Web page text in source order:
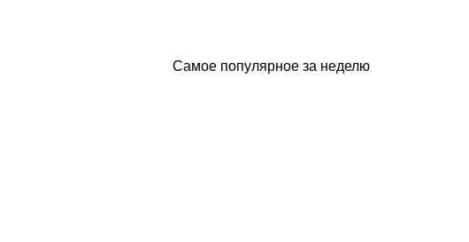
Самое популярное за неделю